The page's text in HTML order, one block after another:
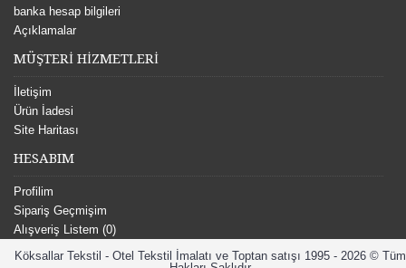
banka hesap bilgileri
Açıklamalar
MÜŞTERİ HİZMETLERİ
İletişim
Ürün İadesi
Site Haritası
HESABIM
Profilim
Sipariş Geçmişim
Alışveriş Listem (0)
Köksallar Tekstil - Otel Tekstil İmalatı ve Toptan satışı 1995 - 2026 © Tüm